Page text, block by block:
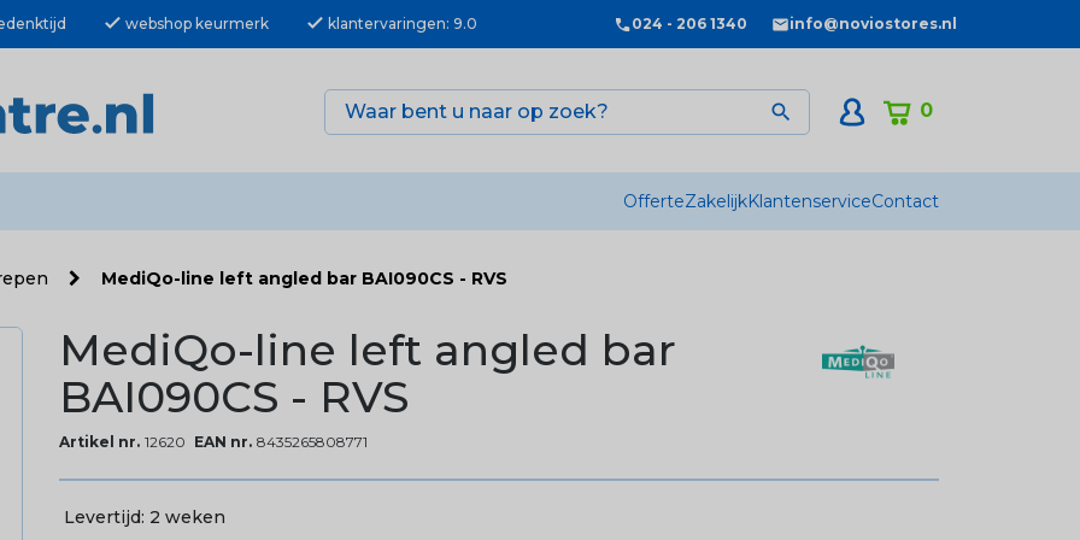
check webshop keurmerk check klantervaringen: 9.0 024 - 206 1340 info@noviostores.nl
0

OfferteZakelijkKlantenserviceContact
MediQo-line left angled bar BAI090CS - RVS
MediQo-line left angled bar
BAI090CS - RVS
Artikel nr. 12620 EAN nr. 8435265808771
Levertijd: 2 weken